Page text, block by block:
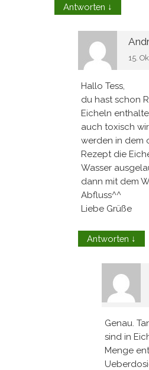
Antworten ↓
15.
Hallo Tess,
du hast schon
Eicheln
auch toxisch
werden in dem
Rezept die
Wasser
dann mit dem
Abfluss^^
Liebe Grüße
Antworten ↓
Genau.
sind in
Menge